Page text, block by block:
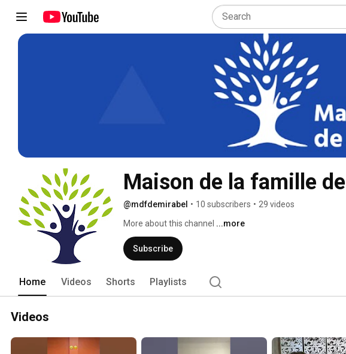
Maison de la famille
@mdfdemirabel • 10 subscribers • 29 videos
More about this channel ...more
Subscribe
Home Videos Shorts Playlists
Videos